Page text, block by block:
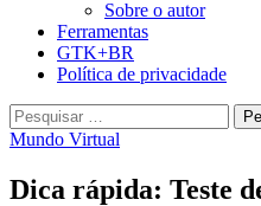
Sobre o autor
Ferramentas
GTK+BR
Política de privacidade
Pesquisar
por:
Mundo Virtual
Dica rápida: Teste